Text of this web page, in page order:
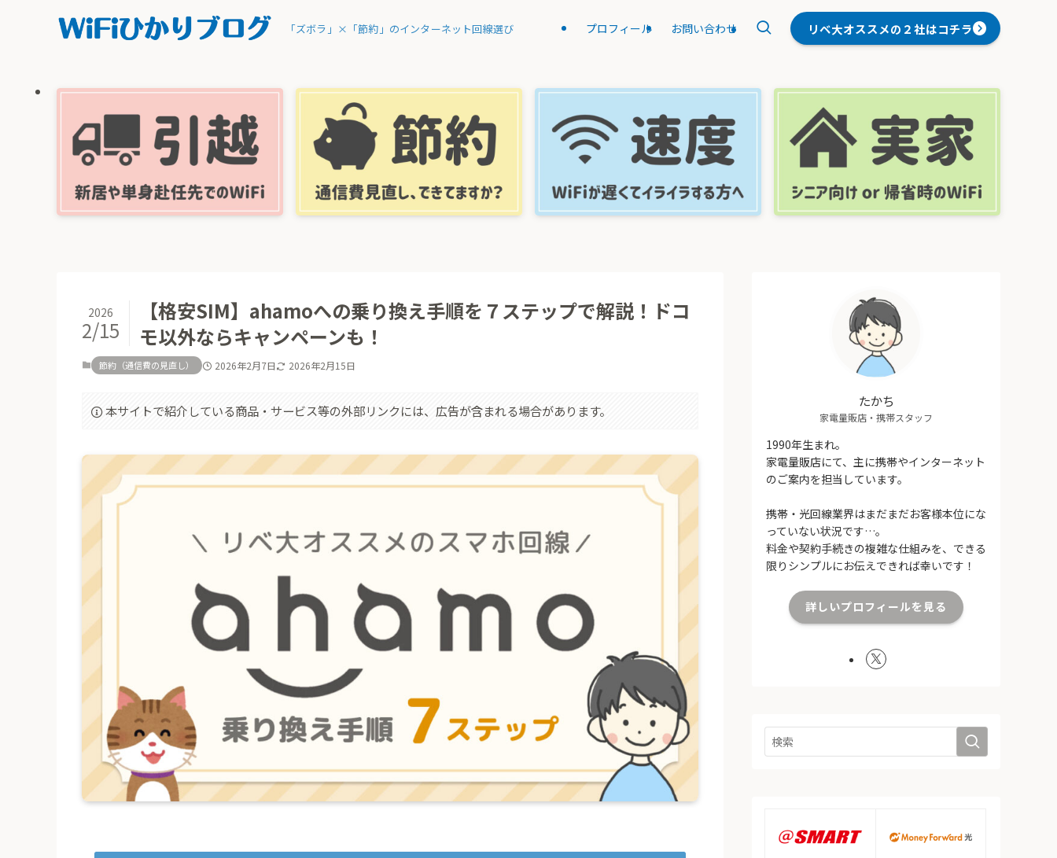
「ズボラ」×「節約」のインターネット回線選び プロフィール お問い合わせ リベ大オススメの２社はコチラ
【格安SIM】ahamoへの乗り換え手順を７ステップで解説！ドコ
モ以外ならキャンペーンも！
2026
2/15
節約（通信費の見直し） 2026年2月7日 2026年2月15日
本サイトで紹介している商品・サービス等の外部リンクには、広告が含まれる場合があります。
たかち
家電量販店・携帯スタッフ
1990年生まれ。
家電量販店にて、主に携帯やインターネット
のご案内を担当しています。
携帯・光回線業界はまだまだお客様本位にな
っていない状況です…。
料金や契約手続きの複雑な仕組みを、できる
限りシンプルにお伝えできれば幸いです！
詳しいプロフィールを見る